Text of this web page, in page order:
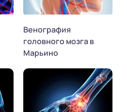
Венография
головного мозга в
Марьино